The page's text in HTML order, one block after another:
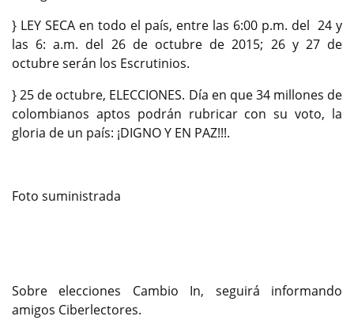
} LEY SECA en todo el país, entre las 6:00 p.m. del 24 y
las 6: a.m. del 26 de octubre de 2015; 26 y 27 de
octubre serán los Escrutinios.
} 25 de octubre, ELECCIONES. Día en que 34 millones de
colombianos aptos podrán rubricar con su voto, la
gloria de un país: ¡DIGNO Y EN PAZ!!!.
Foto suministrada
Sobre elecciones Cambio In, seguirá informando
amigos Ciberlectores.